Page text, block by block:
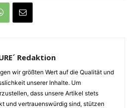
Redaktion
wir größten Wert auf die Qualität und
unserer Inhalte. Um
dass unsere Artikel stets
und vertrauenswürdig sind, stützen